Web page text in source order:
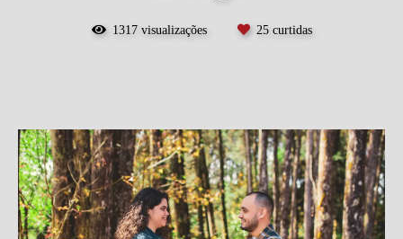
1317visualizações 25curtidas